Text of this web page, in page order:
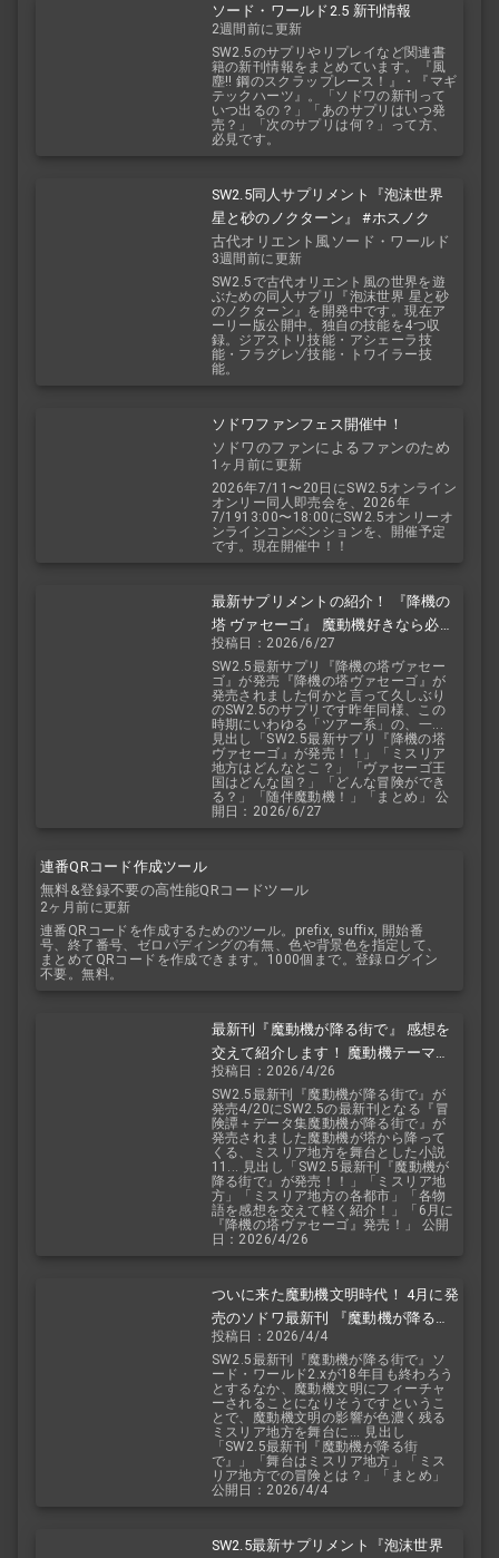
ソード・ワールド2.5 新刊情報
2週間前に更新
SW2.5のサプリやリプレイなど関連書
籍の新刊情報をまとめています。『風
塵!! 鋼のスクラップレース！』・『マギ
テックハーツ』。「ソドワの新刊って
いつ出るの？」「あのサプリはいつ発
売？」「次のサプリは何？」って方、
必見です。
SW2.5同人サプリメント『泡沫世界
星と砂のノクターン』 #ホスノク
古代オリエント風ソード・ワールド
2.5
3週間前に更新
SW2.5で古代オリエント風の世界を遊
ぶための同人サプリ『泡沫世界 星と砂
のノクターン』を開発中です。現在ア
ーリー版公開中。独自の技能を4つ収
録。ジアストリ技能・アシェーラ技
能・フラグレゾ技能・トワイラー技
能。
ソドワファンフェス開催中！
ソドワのファンによるファンのため
のお祭り！
1ヶ月前に更新
2026年7/11〜20日にSW2.5オンライン
オンリー同人即売会を、2026年
7/1913:00〜18:00にSW2.5オンリーオ
ンラインコンベンションを、開催予定
です。現在開催中！！
最新サプリメントの紹介！ 『降機の
塔 ヴァセーゴ』 魔動機好きなら必
見！ 随伴魔動機と旅に出よう！
投稿日：2026/6/27
SW2.5最新サプリ『降機の塔ヴァセー
ゴ』が発売『降機の塔ヴァセーゴ』が
発売されました何かと言って久しぶり
のSW2.5のサプリです昨年同様、この
時期にいわゆる「ツアー系」の、一...
見出し「SW2.5最新サプリ『降機の塔
ヴァセーゴ』が発売！！」「ミスリア
地方はどんなとこ？」「ヴァセーゴ王
国はどんな国？」「どんな冒険ができ
る？」「随伴魔動機！」「まとめ」 公
開日：2026/6/27
連番QRコード作成ツール
無料&登録不要の高性能QRコードツール
2ヶ月前に更新
連番QRコードを作成するためのツール。prefix, suffix, 開始番
号、終了番号、ゼロパディングの有無、色や背景色を指定して、
まとめてQRコードを作成できます。1000個まで。登録ログイン
不要。無料。
最新刊『魔動機が降る街で』 感想を
交えて紹介します！ 魔動機テーマの
小説！ おもしろいデータも多数！
投稿日：2026/4/26
SW2.5最新刊『魔動機が降る街で』が
発売4/20にSW2.5の最新刊となる『冒
険譚＋データ集魔動機が降る街で』が
発売されました魔動機が塔から降って
くる、ミスリア地方を舞台とした小説
11... 見出し「SW2.5最新刊『魔動機が
降る街で』が発売！！」「ミスリア地
方」「ミスリア地方の各都市」「各物
語を感想を交えて軽く紹介！」「6月に
『降機の塔ヴァセーゴ』発売！」 公開
日：2026/4/26
ついに来た魔動機文明時代！ 4月に発
売のソドワ最新刊 『魔動機が降る街
で』 紹介・予想・考察！
投稿日：2026/4/4
SW2.5最新刊『魔動機が降る街で』ソ
ード・ワールド2.xが18年目も終わろう
とするなか、魔動機文明にフィーチャ
ーされることになりそうですというこ
とで、魔動機文明の影響が色濃く残る
ミスリア地方を舞台に... 見出し
「SW2.5最新刊『魔動機が降る街
で』」「舞台はミスリア地方」「ミス
リア地方での冒険とは？」「まとめ」
公開日：2026/4/4
SW2.5最新サプリメント『泡沫世界